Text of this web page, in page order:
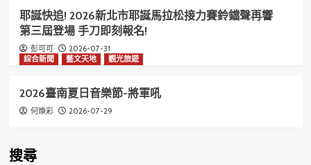
耶誕快追! 2026新北市耶誕馬拉松接力賽鈴鐺聲再響
第三屆登場 手刀即刻報名!
彭可可
2026-07-31
綜合新聞
藝文天地 觀光旅遊
2026臺南夏日音樂節-將軍吼
何煥彩 2026-07-29
搜尋